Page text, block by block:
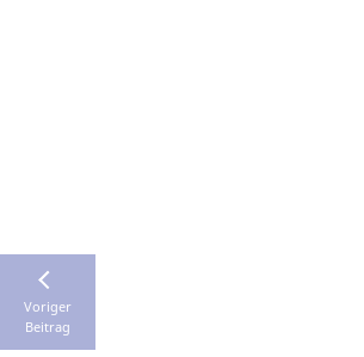
Voriger
Beitrag